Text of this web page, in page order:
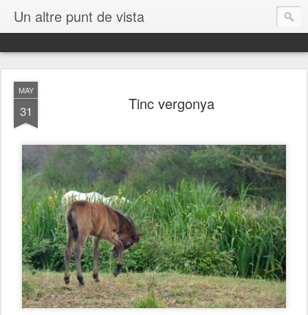
Un altre punt de vista
MAY
31 Tinc vergonya